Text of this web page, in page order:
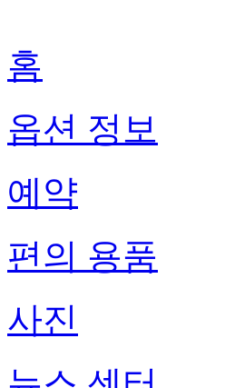
홈
옵션 정보
예약
편의 용품
사진